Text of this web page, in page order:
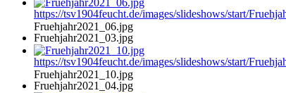
Fruehjahr2021_06.jpg
Fruehjahr2021_10.jpg
https://tsv1904feucht.de/images/slideshows/start/
Fruehjahr2021_03.jpg
https://tsv1904feucht.de/images/slideshows/start/
Fruehjahr2021_04.jpg